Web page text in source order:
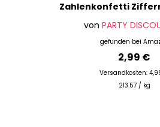
von PARTY
gefunden bei
2,99 €
Versandkosten:
213.57 / kg